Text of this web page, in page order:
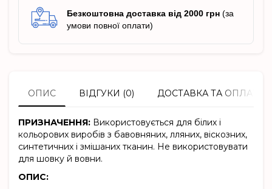
Безкоштовна доставка від 2000 грн (за
умови повної оплати)
ОПИС ВІДГУКИ (0) ДОСТАВКА ТА ОПЛАТА
ПРИЗНАЧЕННЯ: Використовується для білих і
кольорових виробів з бавовняних, лляних, віскозних,
синтетичних і змішаних тканин. Не використовувати
для шовку й вовни.
ОПИС: